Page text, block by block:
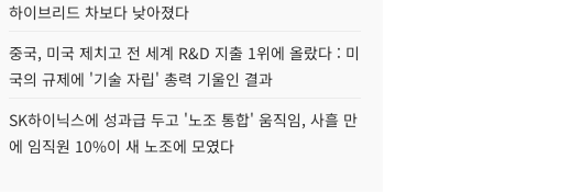
하이브리드 차보다 낮아졌다
중국, 미국 제치고 전 세계 R&D 지출 1위에 올랐다 : 미
국의 규제에 '기술 자립' 총력 기울인 결과
SK하이닉스에 성과급 두고 '노조 통합' 움직임, 사흘 만
에 임직원 10%이 새 노조에 모였다